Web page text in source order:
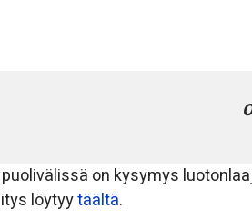
on kysymys
löytyytäältä.